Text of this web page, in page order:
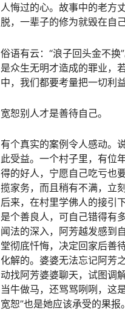
人悔过的心。故事中的老方
脱，一辈子的修为就毁在自
俗语有云：“浪子回头金不
是众生无明才造成的罪业，
中，我们都要考量把一切利
宽恕别人才是善待自己。
有个真实的案例令人感动。
此受益。一个村子里，有位
得的好人，宁愿自己吃亏也
揽家务，而且稍有不满，立
后来，在村里学佛人的接引
是个善良人，可自己错得有
闻法的深入，阿芳越发感到
堂彻底忏悔，决定回家后善
化解的。婆婆无法忘记阿芳
动找阿芳婆婆聊天，试图调
当牛做马，还骂骂咧咧，这
宽恕”也是她应该承受的果